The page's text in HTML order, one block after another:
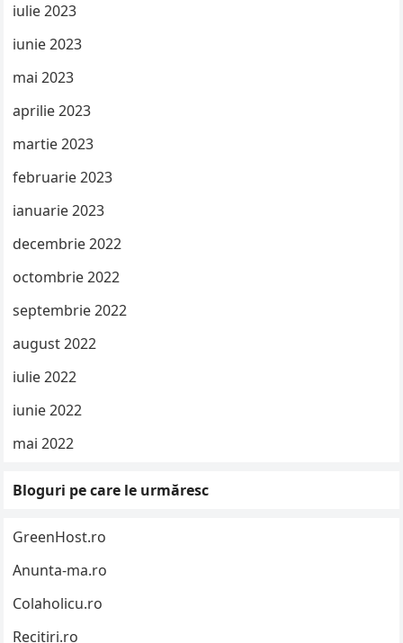
iulie 2023
iunie 2023
mai 2023
aprilie 2023
martie 2023
februarie 2023
ianuarie 2023
decembrie 2022
octombrie 2022
septembrie 2022
august 2022
iulie 2022
iunie 2022
mai 2022
Bloguri pe care le urmăresc
GreenHost.ro
Anunta-ma.ro
Colaholicu.ro
Recitiri.ro